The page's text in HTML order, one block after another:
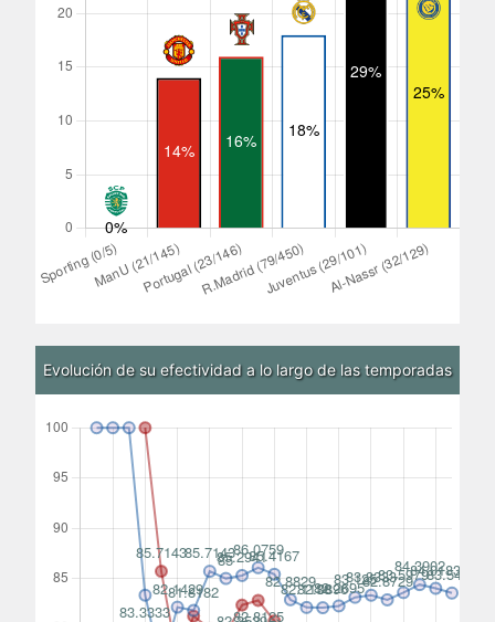
Evolución de su efectividad a lo largo de las temporadas